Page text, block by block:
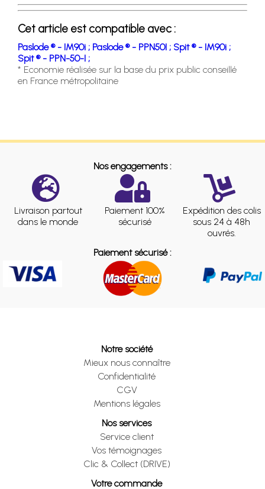
Cet article est compatible avec :
Paslode ® - IM90i ; Paslode ® - PPN50I ; Spit ® - IM90i ;
Spit ® - PPN-50-I ;
* Economie réalisée sur la base du prix public conseillé
en France métropolitaine
Nos engagements :
Livraison partout
dans le monde
Paiement 100%
sécurisé
Expédition des colis
sous 24 à 48h
ouvrés.
Paiement sécurisé :
Notre société
Mieux nous connaître
Confidentialité
CGV
Mentions légales
Nos services
Service client
Vos témoignages
Clic & Collect (DRIVE)
Votre commande